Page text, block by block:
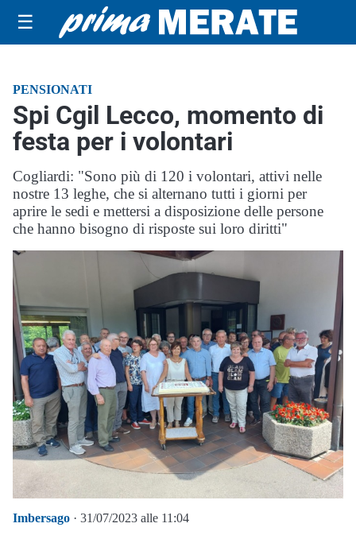
☰
PENSIONATI
Spi Cgil Lecco, momento di
festa per i volontari
Cogliardi: "Sono più di 120 i volontari, attivi nelle
nostre 13 leghe, che si alternano tutti i giorni per
aprire le sedi e mettersi a disposizione delle persone
che hanno bisogno di risposte sui loro diritti"
Imbersago · 31/07/2023 alle 11:04